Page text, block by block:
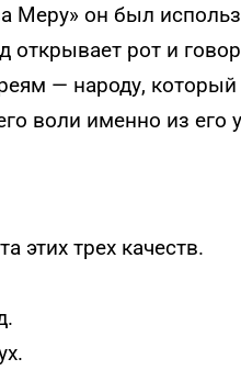
Меру» он был
открывает рот и
— народу, который
воли именно из его
этих трех качеств.